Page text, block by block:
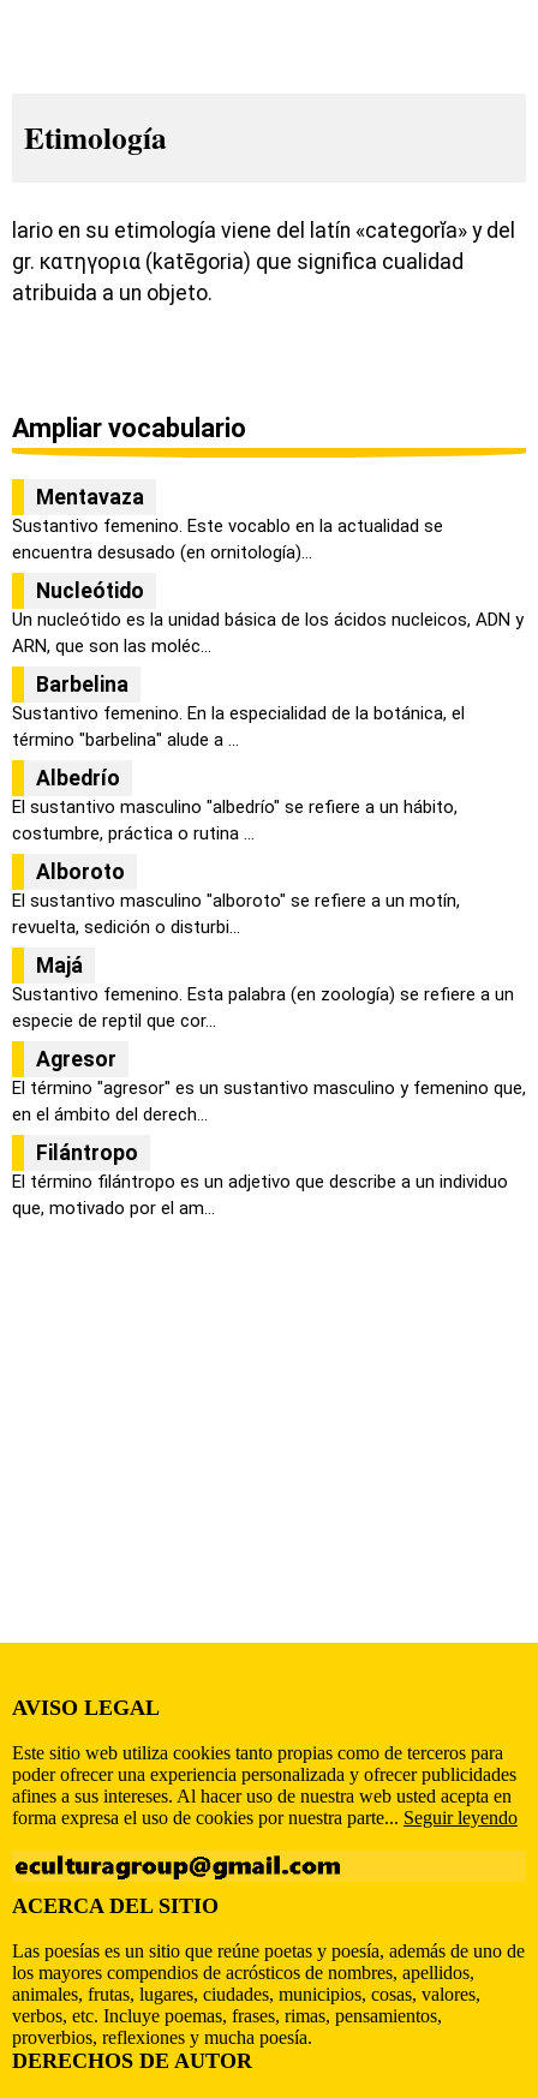
Etimología
lario en su etimología viene del latín «categorĭa» y del
gr. κατηγορια (katēgoria) que significa cualidad
atribuida a un objeto.
Ampliar vocabulario
Mentavaza
Sustantivo femenino. Este vocablo en la actualidad se
encuentra desusado (en ornitología)...
Nucleótido
Un nucleótido es la unidad básica de los ácidos nucleicos, ADN y
ARN, que son las moléc...
Barbelina
Sustantivo femenino. En la especialidad de la botánica, el
término "barbelina" alude a ...
Albedrío
El sustantivo masculino "albedrío" se refiere a un hábito,
costumbre, práctica o rutina ...
Alboroto
El sustantivo masculino "alboroto" se refiere a un motín,
revuelta, sedición o disturbi...
Majá
Sustantivo femenino. Esta palabra (en zoología) se refiere a un
especie de reptil que cor...
Agresor
El término "agresor" es un sustantivo masculino y femenino que,
en el ámbito del derech...
Filántropo
El término filántropo es un adjetivo que describe a un individuo
que, motivado por el am...
AVISO LEGAL
Este sitio web utiliza cookies tanto propias como de terceros para
poder ofrecer una experiencia personalizada y ofrecer publicidades
afines a sus intereses. Al hacer uso de nuestra web usted acepta en
forma expresa el uso de cookies por nuestra parte... Seguir leyendo
ACERCA DEL SITIO
Las poesías es un sitio que reúne poetas y poesía, además de uno de
los mayores compendios de acrósticos de nombres, apellidos,
animales, frutas, lugares, ciudades, municipios, cosas, valores,
verbos, etc. Incluye poemas, frases, rimas, pensamientos,
proverbios, reflexiones y mucha poesía.
DERECHOS DE AUTOR